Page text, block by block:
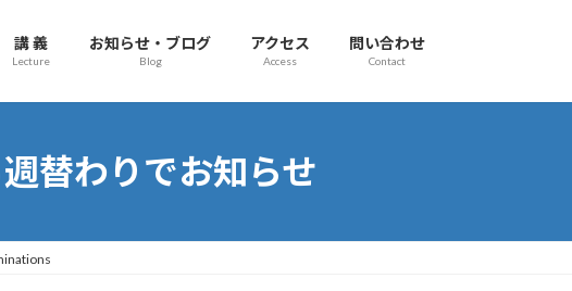
講 義
Lecture
お知らせ・ブログ
Blog
アクセス
Access
問い合わせ
Contact
替わりでお知らせ